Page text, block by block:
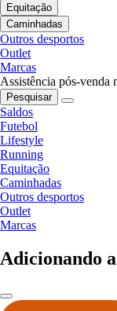
Equitação
Caminhadas
Outros desportos
Outlet
Marcas
Assistência pós-venda
Pesquisar
Saldos
Futebol
Lifestyle
Running
Equitação
Caminhadas
Outros desportos
Outlet
Marcas
Adicionando